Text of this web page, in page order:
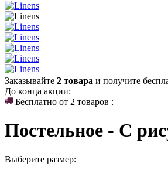
Заказывайте 2 товара и получите
До конца акции:
Бесплатно от 2 товаров :
Постельное - С
Выберите размер: